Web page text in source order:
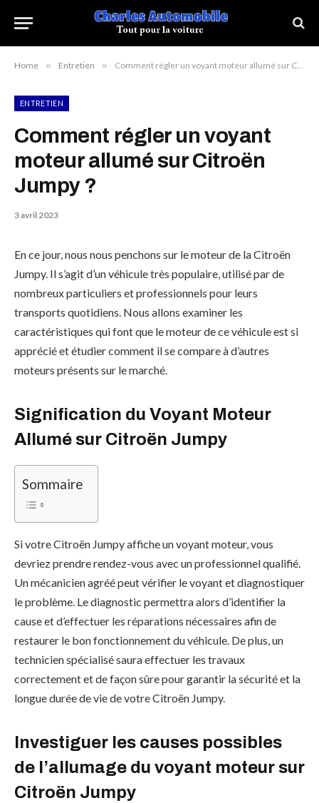
Home » Entretien » Comment régler un voyant moteur allumé sur Citroën Jumpy ?
ENTRETIEN
Comment régler un voyant
moteur allumé sur Citroën
Jumpy ?
3 avril 2023
En ce jour, nous nous penchons sur le moteur de la Citroën
Jumpy. Il s’agit d’un véhicule très populaire, utilisé par de
nombreux particuliers et professionnels pour leurs
transports quotidiens. Nous allons examiner les
caractéristiques qui font que le moteur de ce véhicule est si
apprécié et étudier comment il se compare à d’autres
moteurs présents sur le marché.
Signification du Voyant Moteur
Allumé sur Citroën Jumpy
Sommaire
Si votre Citroën Jumpy affiche un voyant moteur, vous
devriez prendre rendez-vous avec un professionnel qualifié.
Un mécanicien agréé peut vérifier le voyant et diagnostiquer
le problème. Le diagnostic permettra alors d’identifier la
cause et d’effectuer les réparations nécessaires afin de
restaurer le bon fonctionnement du véhicule. De plus, un
technicien spécialisé saura effectuer les travaux
correctement et de façon sûre pour garantir la sécurité et la
longue durée de vie de votre Citroën Jumpy.
Investiguer les causes possibles
de l’allumage du voyant moteur sur
Citroën Jumpy